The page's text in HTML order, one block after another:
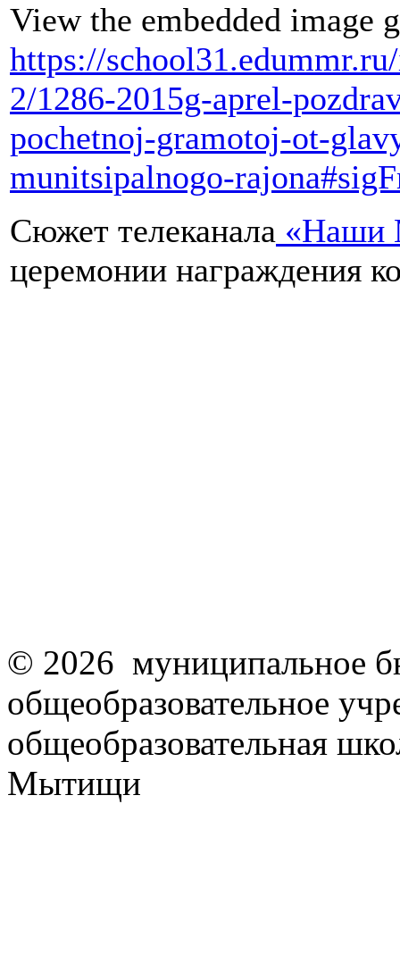
View the embedded image
https://
2/1286-2015g-aprel-
pochetnoj-gramotoj-ot-
munitsipalnogo-
Сюжет телеканала «Наши
церемонии награждения
© 2026 муниципальное
общеобразовательное
общеобразовательная
Мытищи